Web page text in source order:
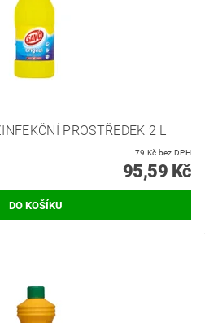
PROSTŘEDEK 2 L
79 Kč bez DPH
95,59 Kč